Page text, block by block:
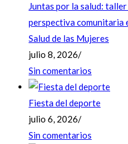
Juntas por la salud:
perspectiva comunitaria
Salud de las Mujeres
julio 8, 2026/
Sin comentarios
Fiesta del deporte
julio 6, 2026/
Sin comentarios